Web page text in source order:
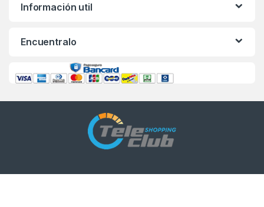
Información util
Encuentralo